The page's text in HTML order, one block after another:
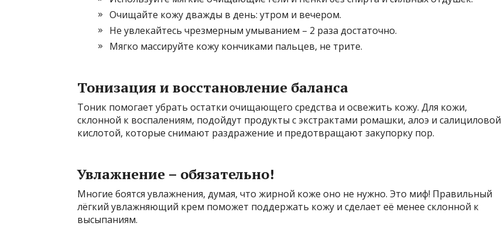
Очищайте кожу дважды в день: утром и вечером.
Не увлекайтесь чрезмерным умыванием – 2 раза достаточно.
Мягко массируйте кожу кончиками пальцев, не трите.
Тонизация и восстановление баланса
Тоник помогает убрать остатки очищающего средства и освежить кожу. Для кожи,
склонной к воспалениям, подойдут продукты с экстрактами ромашки, алоэ и салициловой
кислотой, которые снимают раздражение и предотвращают закупорку пор.
Увлажнение – обязательно!
Многие боятся увлажнения, думая, что жирной коже оно не нужно. Это миф! Правильный
лёгкий увлажняющий крем поможет поддержать кожу и сделает её менее склонной к
высыпаниям.